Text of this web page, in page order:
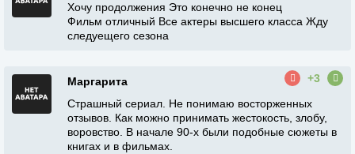
Хочу продолжения Это конечно не конец
Фильм отличный Все актеры высшего класса Жду
следуещего сезона
Маргарита
+3
Страшный сериал. Не понимаю восторженных
отзывов. Как можно принимать жестокость, злобу,
воровство. В начале 90-х были подобные сюжеты в
книгах и в фильмах.